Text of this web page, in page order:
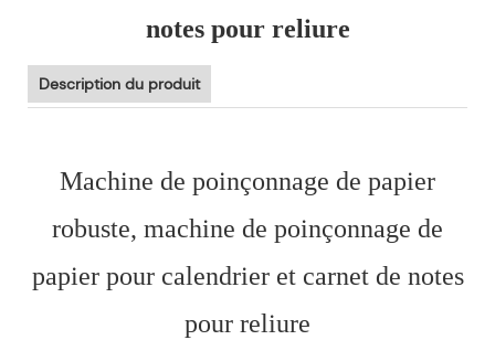
notes pour reliure
Description du produit
Machine de poinçonnage de papier
robuste, machine de poinçonnage de
papier pour calendrier et carnet de notes
pour reliure